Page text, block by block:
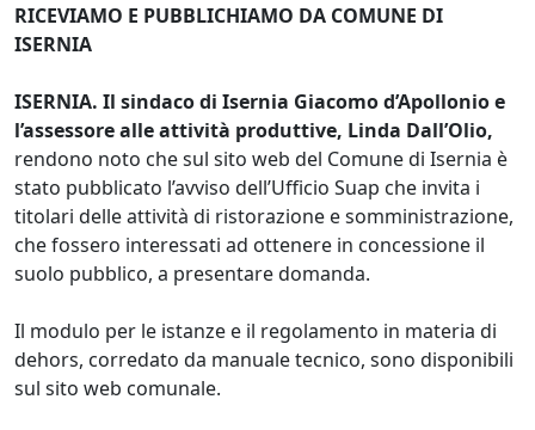
RICEVIAMO E PUBBLICHIAMO DA COMUNE DI
ISERNIA
ISERNIA. Il sindaco di Isernia Giacomo d’Apollonio e
l’assessore alle attività produttive, Linda Dall’Olio,
rendono noto che sul sito web del Comune di Isernia è
stato pubblicato l’avviso dell’Ufficio Suap che invita i
titolari delle attività di ristorazione e somministrazione,
che fossero interessati ad ottenere in concessione il
suolo pubblico, a presentare domanda.
Il modulo per le istanze e il regolamento in materia di
dehors, corredato da manuale tecnico, sono disponibili
sul sito web comunale.